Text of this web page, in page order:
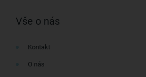
Vše o nás
Kontakt
O nás